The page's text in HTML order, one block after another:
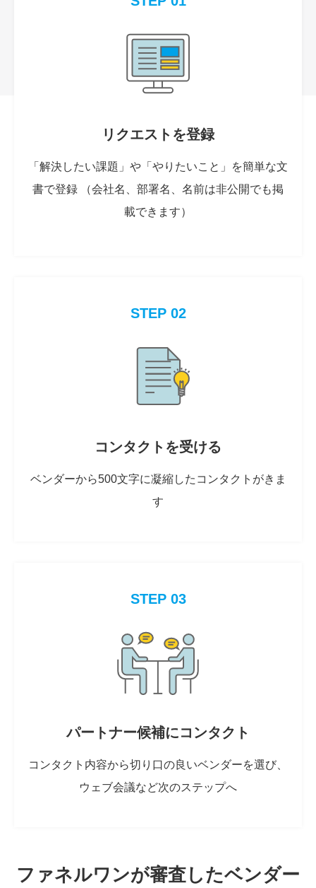
リクエストを登録
「解決したい課題」や「やりたいこと」を簡単な文
書で登録 （会社名、部署名、名前は非公開でも掲
載できます）
STEP 02
コンタクトを受ける
ベンダーから500文字に凝縮したコンタクトがきま
す
STEP 03
パートナー候補にコンタクト
コンタクト内容から切り口の良いベンダーを選び、
ウェブ会議など次のステップへ
ファネルワンが審査したベンダー